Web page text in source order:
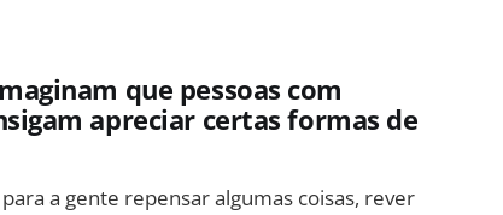
que pessoas com
apreciar certas formas de
a gente repensar algumas coisas, rever